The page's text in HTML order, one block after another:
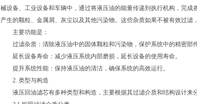
械设备、工业设备和车辆中，通过将液压油的能量传递到执行机构，完
产生的颗粒、金属屑、灰尘以及其他污染物。这些杂质如果不被有效过滤
主要功能是：
过滤杂质：清除液压油中的固体颗粒和污染物，保护系统中的精密部件
延长设备寿命：减少液压系统内部磨损，延长设备的使用寿命。
提升系统性能：保持液压油的清洁，确保系统的高效运行。
2. 类型与构造
液压回油滤芯有多种类型和构造，主要根据其过滤介质和结构设计来